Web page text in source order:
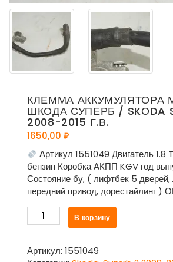
КЛЕММА АККУМУЛЯТОРА
ШКОДА СУПЕРБ / SKОDA
2008-2015 Г.В.
1650,00 ₽
Артикул 1551049 Двигатель 1.8
бензин Коробка АКПП KGV год
Состояние бу, ( лифтбек 5
передний привод, дорестайлинг )
Количество
товара
аккумулятора
В корзину
Артикул: 1551049